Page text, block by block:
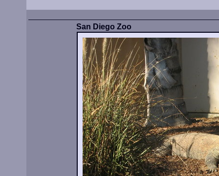
San Diego Zoo